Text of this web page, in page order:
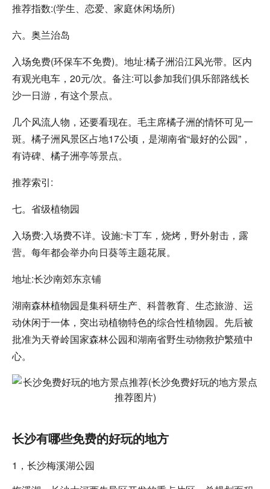
推荐指数:(学生、恋爱、家庭休闲场所)
六。奥兰治岛
入场免费(环保车不免费)。地址:橘子洲沿江风光带。区内
有观光电车，20元/次。备注:可以参加我们俱乐部路线长
沙一日游，有这个景点。
几个风流人物，还要看现在。毛主席橘子洲的情怀可见一
斑。橘子洲风景区占地17公顷，是湖南省“最好的公园”，
有诗碑、橘子洲亭等景点。
推荐索引:
七。省级植物园
入场费:入场费不详。设施:卡丁车，烧烤，野外射击，露
营。每年都会举办向日葵等主题花展。
地址:长沙南郊东京铺
湖南森林植物园是集科研生产、科普教育、生态旅游、运
动休闲于一体，突出动植物特色的综合性植物园。先后被
批准为天脊岭国家森林公园和湖南省野生动物救护繁殖中
心。
长沙有哪些免费的好玩的地方
1，长沙梅溪湖公园